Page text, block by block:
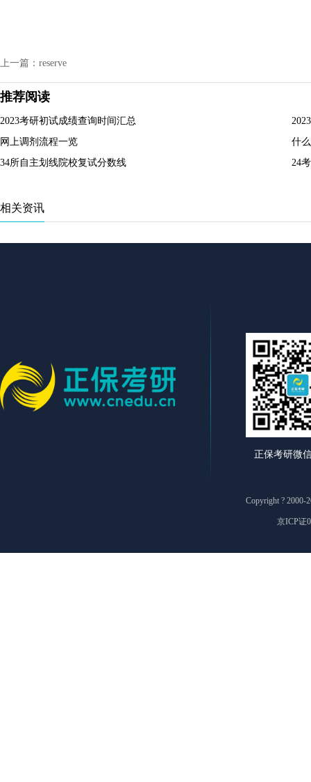
上一篇：reserve
推荐阅读
2023考研初试成绩查询时间汇总
网上调剂流程一览
什
34所自主划线院校复试分数线
24
相关资讯
正保考研微
Copyright ?
京ICP证